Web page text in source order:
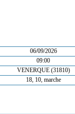
06/09/2026
09:00
VENERQUE (31810)
18, 10, marche